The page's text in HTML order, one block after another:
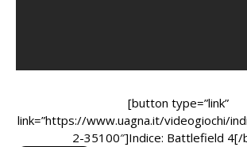
[button type=”link”
link=”https://www.uagna.it/videogiochi/
2-35100″]Indice: Battlefield